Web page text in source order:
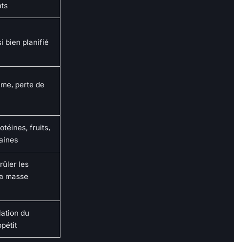
bien planifié
perte de
fruits,
les
masse
du